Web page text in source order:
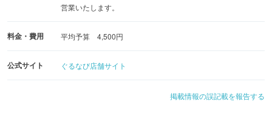
営業いたします。
料金・費用 平均予算 4,500円
公式サイト ぐるなび店舗サイト
掲載情報の誤記載を報告する